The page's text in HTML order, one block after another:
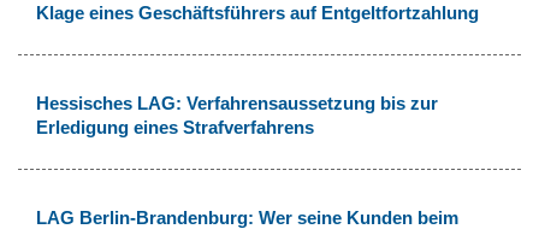
Klage eines Geschäftsführers auf Entgeltfortzahlung
Hessisches LAG: Verfahrensaussetzung bis zur
Erledigung eines Strafverfahrens
LAG Berlin-Brandenburg: Wer seine Kunden beim